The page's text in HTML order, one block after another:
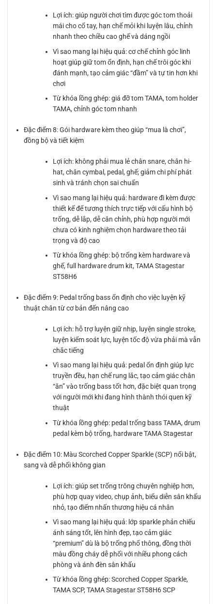
Lợi ích: giúp người chơi tìm được góc tom thoải
mái cho cổ tay, hạn chế mỏi khi luyện lâu, chỉnh
nhanh theo chiều cao ghế và dáng ngồi
Vì sao mang lại hiệu quả: cơ chế chỉnh góc linh
hoạt giúp giữ tom ổn định, hạn chế trôi góc khi
đánh mạnh, tạo cảm giác “đầm” và tự tin hơn khi
chơi
Từ khóa lồng ghép: giá đỡ tom TAMA, tom holder
TAMA, chỉnh góc tom nhanh
Đặc điểm 8: Gói hardware kèm theo giúp “mua là chơi”,
đồng bộ và tiết kiệm
Lợi ích: không phải mua lẻ chân snare, chân hi-
hat, chân cymbal, pedal, ghế; giảm chi phí phát
sinh và tránh chọn sai chuẩn
Vì sao mang lại hiệu quả: hardware đi kèm được
thiết kế để tương thích trực tiếp với cấu hình bộ
trống, dễ lắp, dễ cân chỉnh, phù hợp người mới
chưa có kinh nghiệm chọn hardware theo tải
trọng và độ cao
Từ khóa lồng ghép: bộ trống kèm hardware và
ghế, full hardware drum kit, TAMA Stagestar
ST58H6
Đặc điểm 9: Pedal trống bass ổn định cho việc luyện kỹ
thuật chân từ cơ bản đến nâng cao
Lợi ích: hỗ trợ luyện giữ nhịp, luyện single stroke,
luyện kiểm soát lực, luyện tốc độ vừa phải mà vẫn
chắc tiếng
Vì sao mang lại hiệu quả: pedal ổn định giúp lực
truyền đều, hạn chế rung lắc, tạo cảm giác chân
“ăn” vào trống bass tốt hơn, đặc biệt quan trọng
với người mới khi đang hình thành thói quen kỹ
thuật
Từ khóa lồng ghép: pedal trống bass TAMA, drum
pedal kèm bộ trống, hardware TAMA Stagestar
Đặc điểm 10: Màu Scorched Copper Sparkle (SCP) nổi bật,
sang và dễ phối không gian
Lợi ích: giúp set trống trông chuyên nghiệp hơn,
phù hợp quay video, chụp ảnh, biểu diễn sân khấu
nhỏ, tạo điểm nhấn thương hiệu cá nhân
Vì sao mang lại hiệu quả: lớp sparkle phản chiếu
ánh sáng tốt, lên hình đẹp, tạo cảm giác
“premium” dù là bộ trống phổ thông, đồng thời
màu đồng cháy dễ phối với nhiều phong cách
phòng và ánh đèn sân khấu
Từ khóa lồng ghép: Scorched Copper Sparkle,
TAMA SCP, TAMA Stagestar ST58H6 SCP